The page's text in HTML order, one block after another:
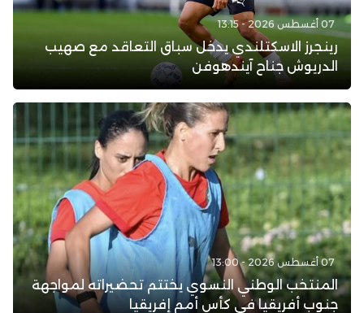
07 أغسطس 2026 - 13:15
رينجرز الاسكتلندي يدخل سباق التعاقد مع صهيب
الدريوش جناح آيندهوفن
07 أغسطس 2026 - 13:00
المنتخب الوطني النسوي يختتم تحضيراته لمواجهة
جنوب أفريقيا في كأس أمم إفريقيا